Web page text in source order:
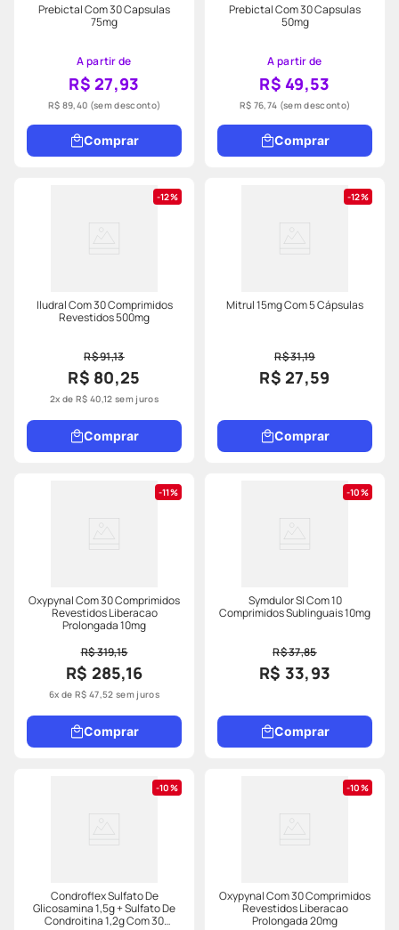
Prebictal Com 30 Capsulas
75mg
A partir de
R$ 27,93
R$ 89,40 (sem desconto)
Comprar
Prebictal Com 30 Capsulas
50mg
A partir de
R$ 49,53
R$ 76,74 (sem desconto)
Comprar
12%
Iludral Com 30 Comprimidos
Revestidos 500mg
R$ 91,13
R$ 80,25
2x deR$ 40,12 sem juros
Comprar
12%
Mitrul 15mg Com 5 Cápsulas
R$ 31,19
R$ 27,59
Comprar
11%
Oxypynal Com 30 Comprimidos
Revestidos Liberacao
Prolongada 10mg
R$ 319,15
R$ 285,16
6x deR$ 47,52 sem juros
Comprar
10%
Symdulor Sl Com 10
Comprimidos Sublinguais 10mg
R$ 37,85
R$ 33,93
Comprar
10%
Condroflex Sulfato De
Glicosamina 1,5g + Sulfato De
Condroitina 1,2g Com 30
10%
Oxypynal Com 30 Comprimidos
Revestidos Liberacao
Prolongada 20mg